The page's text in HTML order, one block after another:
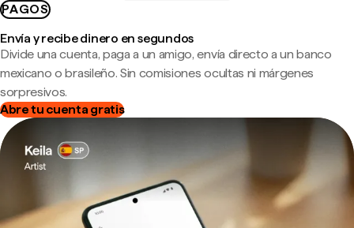
PAGOS
Envía y recibe dinero en segundos
Divide una cuenta, paga a un amigo, envía directo a un banco
mexicano o brasileño. Sin comisiones ocultas ni márgenes
sorpresivos.
Abre tu cuenta gratis